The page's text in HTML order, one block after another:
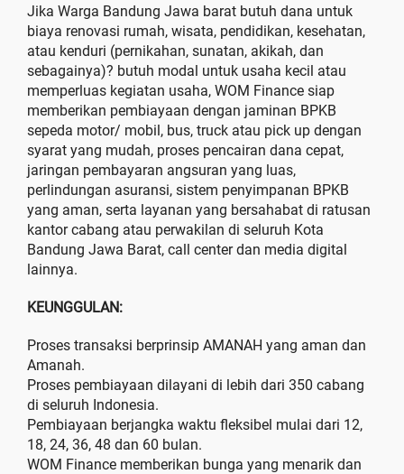
Jika Warga Bandung Jawa barat butuh dana untuk
biaya renovasi rumah, wisata, pendidikan, kesehatan,
atau kenduri (pernikahan, sunatan, akikah, dan
sebagainya)? butuh modal untuk usaha kecil atau
memperluas kegiatan usaha, WOM Finance siap
memberikan pembiayaan dengan jaminan BPKB
sepeda motor/ mobil, bus, truck atau pick up dengan
syarat yang mudah, proses pencairan dana cepat,
jaringan pembayaran angsuran yang luas,
perlindungan asuransi, sistem penyimpanan BPKB
yang aman, serta layanan yang bersahabat di ratusan
kantor cabang atau perwakilan di seluruh Kota
Bandung Jawa Barat, call center dan media digital
lainnya.
KEUNGGULAN:
Proses transaksi berprinsip AMANAH yang aman dan
Amanah.
Proses pembiayaan dilayani di lebih dari 350 cabang
di seluruh Indonesia.
Pembiayaan berjangka waktu fleksibel mulai dari 12,
18, 24, 36, 48 dan 60 bulan.
WOM Finance memberikan bunga yang menarik dan